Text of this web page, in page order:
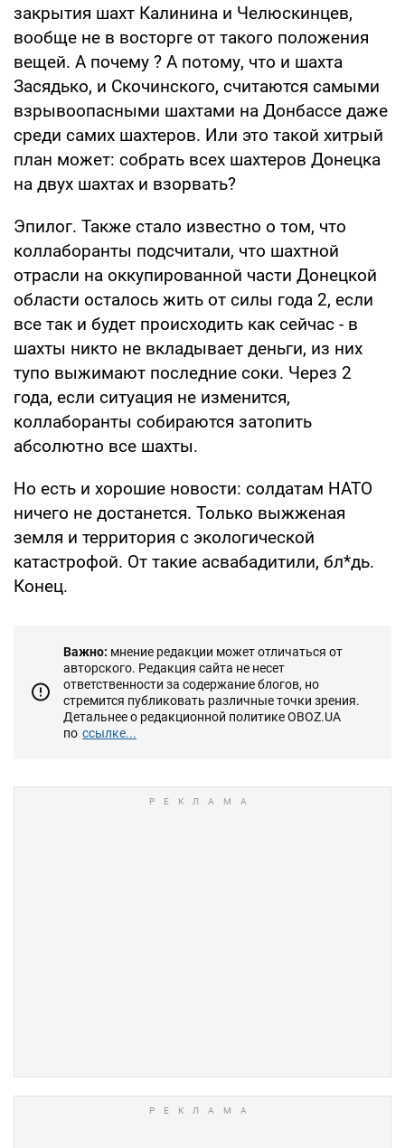
закрытия шахт Калинина и Челюскинцев,
вообще не в восторге от такого положения
вещей. А почему ? А потому, что и шахта
Засядько, и Скочинского, считаются самыми
взрывоопасными шахтами на Донбассе даже
среди самих шахтеров. Или это такой хитрый
план может: собрать всех шахтеров Донецка
на двух шахтах и взорвать?
Эпилог. Также стало известно о том, что
коллаборанты подсчитали, что шахтной
отрасли на оккупированной части Донецкой
области осталось жить от силы года 2, если
все так и будет происходить как сейчас - в
шахты никто не вкладывает деньги, из них
тупо выжимают последние соки. Через 2
года, если ситуация не изменится,
коллаборанты собираются затопить
абсолютно все шахты.
Но есть и хорошие новости: солдатам НАТО
ничего не достанется. Только выжженая
земля и территория с экологической
катастрофой. От такие асвабадитили, бл*дь.
Конец.
Важно: мнение редакции может отличаться от
авторского. Редакция сайта не несет
ответственности за содержание блогов, но
стремится публиковать различные точки зрения.
Детальнее о редакционной политике OBOZ.UA
по ссылке...